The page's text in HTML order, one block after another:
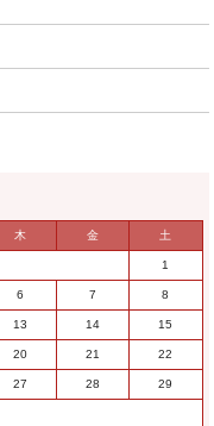
木 金 土
1
6 7 8
13 14 15
20 21 22
27 28 29